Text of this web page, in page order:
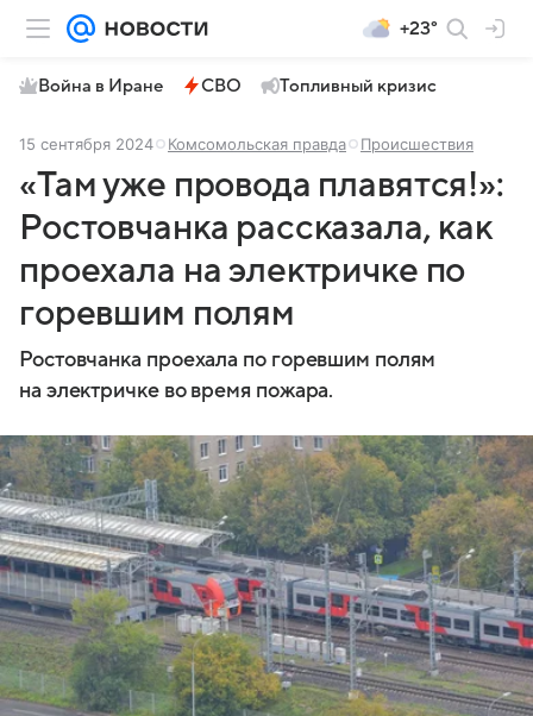
+23°
Война в Иране СВО Топливный кризис
15 сентября 2024 Комсомольская правда Происшествия
«Там уже провода плавятся!»:
Ростовчанка рассказала, как
проехала на электричке по
горевшим полям
Ростовчанка проехала по горевшим полям
на электричке во время пожара.